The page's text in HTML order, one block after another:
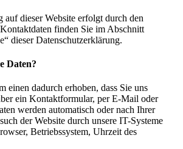
auf dieser Website erfolgt durch den
finden Sie im Abschnitt
dieser Datenschutzerklärung.
Daten?
einen dadurch erhoben, dass Sie uns
ein Kontaktformular, per E-Mail oder
werden automatisch oder nach Ihrer
der Website durch unsere IT-Systeme
Betriebssystem, Uhrzeit des